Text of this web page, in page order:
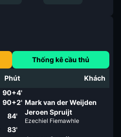
Thống kê cầu thủ
Phút
Khách
90+4'
90+2' Mark van der Weijden
84'
Jeroen Spruijt
Ezechiel Fiemawhle
83'